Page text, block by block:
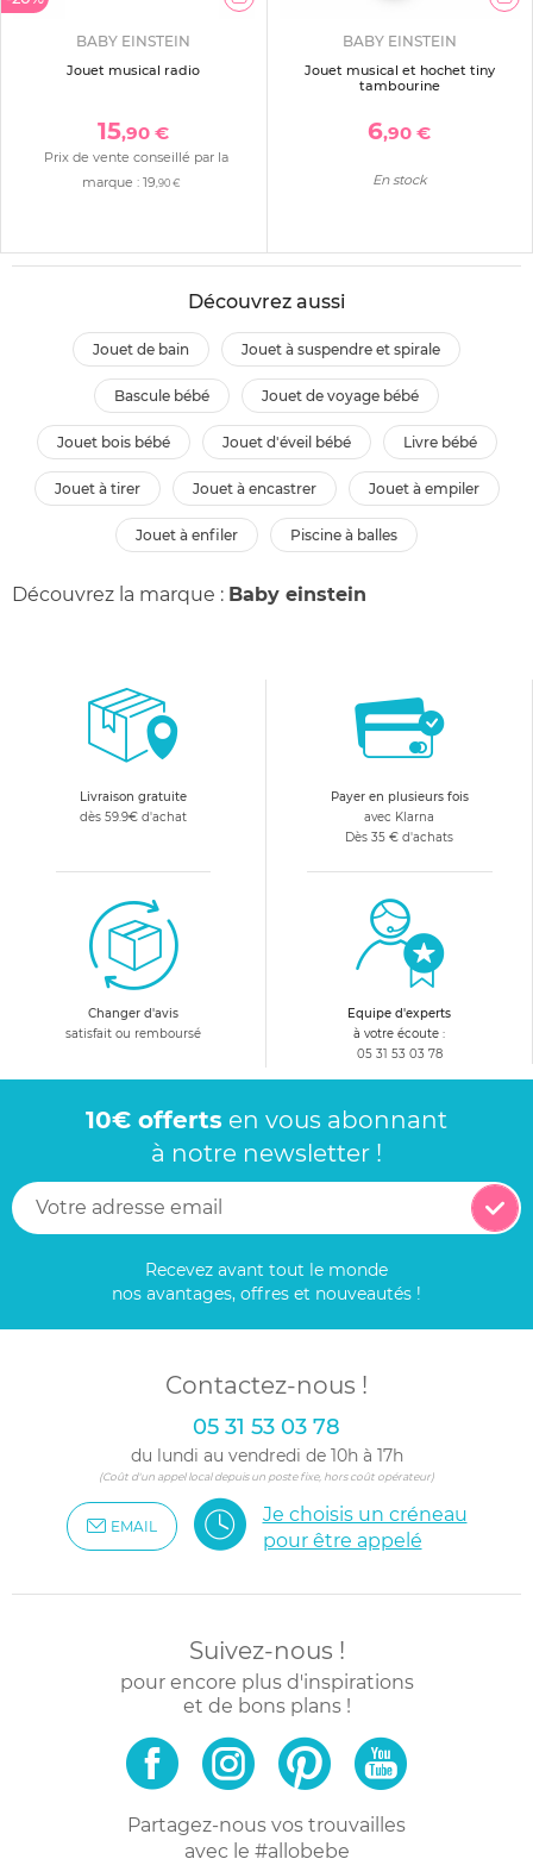
BABY EINSTEIN
Jouet musical radio
15,90 €
Prix de vente conseillé par la
marque : 19 ,90 €
BABY EINSTEIN
Jouet musical et hochet tiny
tambourine
6,90 €
En stock
Découvrez aussi
jouet de bain jouet à suspendre et spirale
bascule bébé jouet de voyage bébé
jouet bois bébé jouet d'éveil bébé livre bébé
jouet à tirer jouet à encastrer jouet à empiler
jouet à enfiler piscine à balles
Découvrez la marque : Baby einstein
Livraison gratuite
dès 59.9€ d'achat
Payer en plusieurs fois
avec Klarna
Dès 35 € d'achats
Changer d'avis
satisfait ou remboursé
Equipe d'experts
à votre écoute :
05 31 53 03 78
10€ offerts en vous abonnant
à notre newsletter !
Recevez avant tout le monde
nos avantages, offres et nouveautés !
Contactez-nous !
05 31 53 03 78
du lundi au vendredi de 10h à 17h
(Coût d'un appel local depuis un poste fixe, hors coût opérateur)
EMAIL
Je choisis un créneau
pour être appelé
Suivez-nous !
pour encore plus d'inspirations
et de bons plans !
Partagez-nous vos trouvailles
avec le #allobebe